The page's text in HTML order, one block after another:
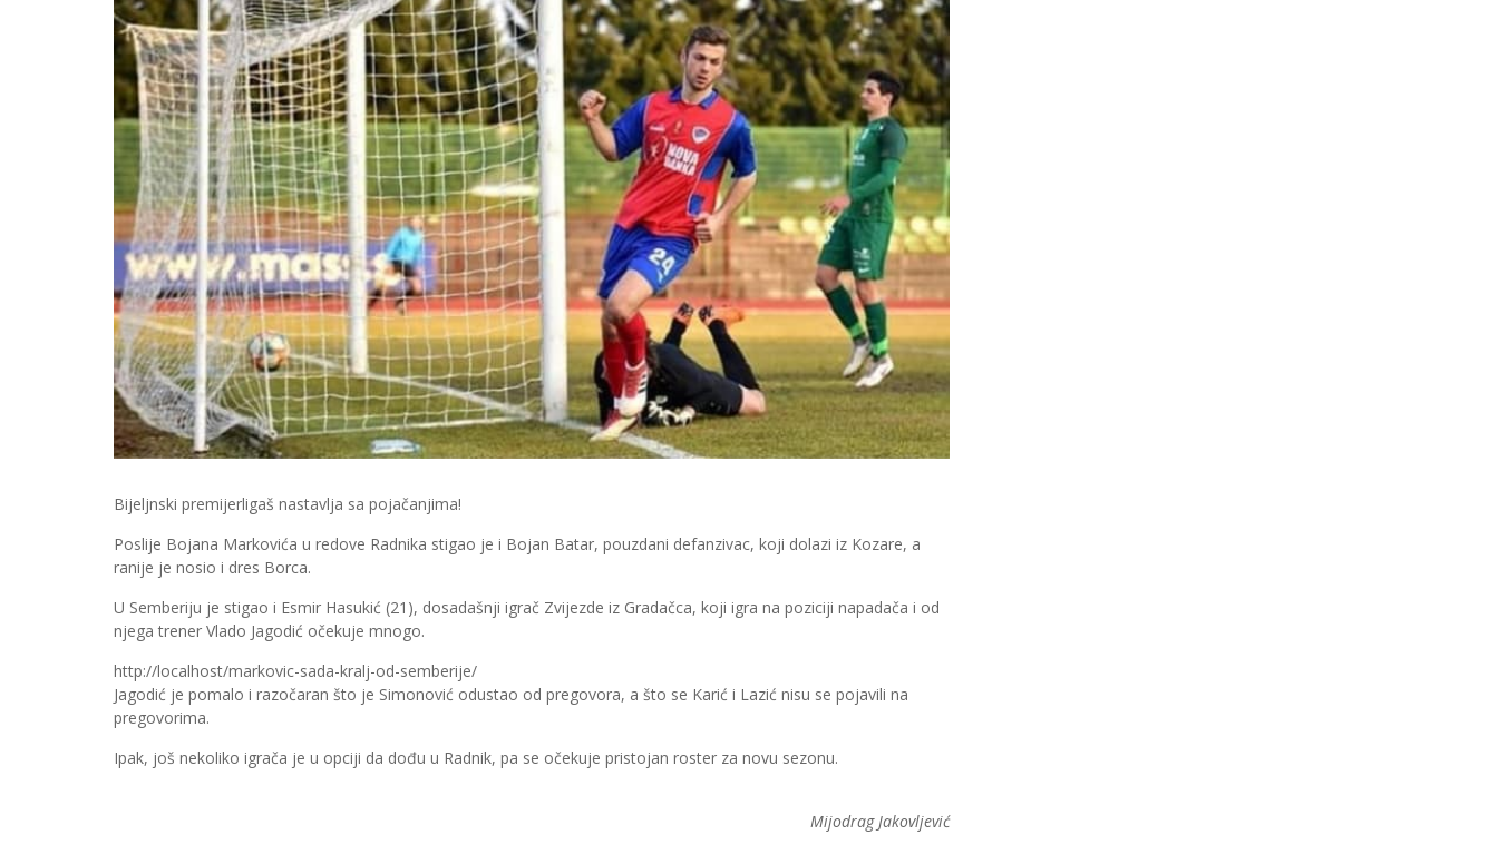
Bijeljnski premijerligaš nastavlja sa pojačanjima!
Poslije Bojana Markovića u redove Radnika stigao je i Bojan Batar, pouzdani defanzivac, koji dolazi iz Kozare, a
ranije je nosio i dres Borca.
U Semberiju je stigao i Esmir Hasukić (21), dosadašnji igrač Zvijezde iz Gradačca, koji igra na poziciji napadača i od
njega trener Vlado Jagodić očekuje mnogo.
http://localhost/markovic-sada-kralj-od-semberije/
Jagodić je pomalo i razočaran što je Simonović odustao od pregovora, a što se Karić i Lazić nisu se pojavili na
pregovorima.
Ipak, još nekoliko igrača je u opciji da dođu u Radnik, pa se očekuje pristojan roster za novu sezonu.
Mijodrag Jakovljević